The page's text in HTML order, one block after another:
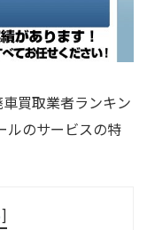
買取業者ランキン
ルのサービスの特
]